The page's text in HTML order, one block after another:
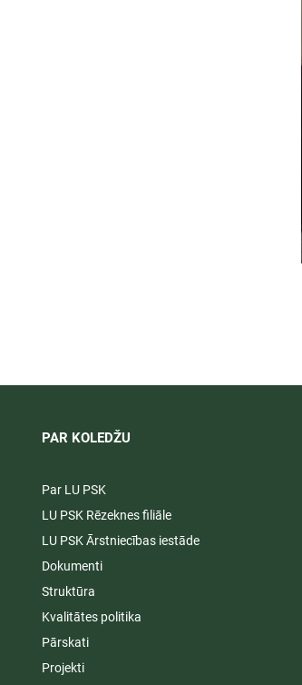
PAR KOLEDŽU
Par LU PSK
LU PSK Rēzeknes filiāle
LU PSK Ārstniecības iestāde
Dokumenti
Struktūra
Kvalitātes politika
Pārskati
Projekti